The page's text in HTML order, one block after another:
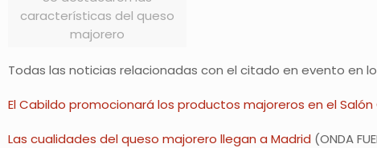
características del queso
majorero
Todas las noticias relacionadas con el citado en evento en
El Cabildo promocionará los productos majoreros en el
Las cualidades del queso majorero llegan a Madrid (ONDA